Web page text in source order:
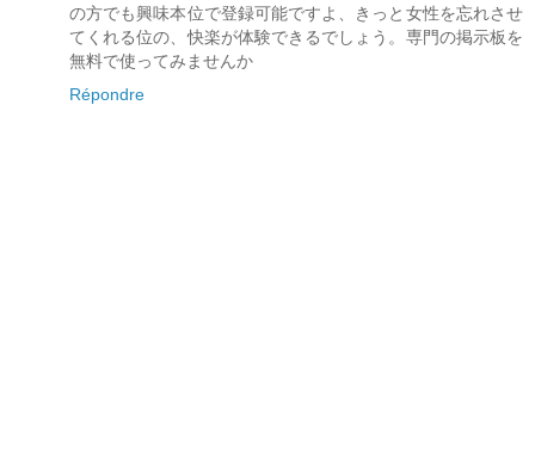
の方でも興味本位で登録可能ですよ、きっと女性を忘れさせ
てくれる位の、快楽が体験できるでしょう。専門の掲示板を
無料で使ってみませんか
Répondre